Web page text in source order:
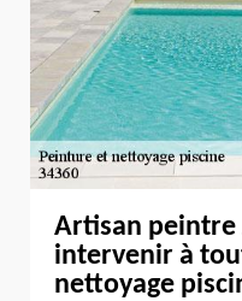
Artisan peintre
intervenir à
nettoyage